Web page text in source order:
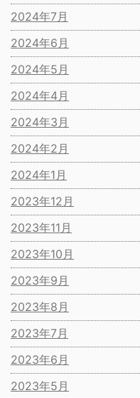
2024年7月
2024年6月
2024年5月
2024年4月
2024年3月
2024年2月
2024年1月
2023年12月
2023年11月
2023年10月
2023年9月
2023年8月
2023年7月
2023年6月
2023年5月